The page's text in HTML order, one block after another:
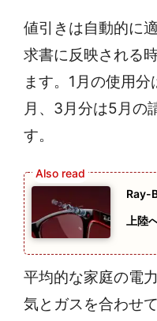
値引きは自動的に
求書に反映される
ます。1月の使用
月、3月分は5月の
す。
Ray-
上
平均的な家庭の電
気とガスを合わせ